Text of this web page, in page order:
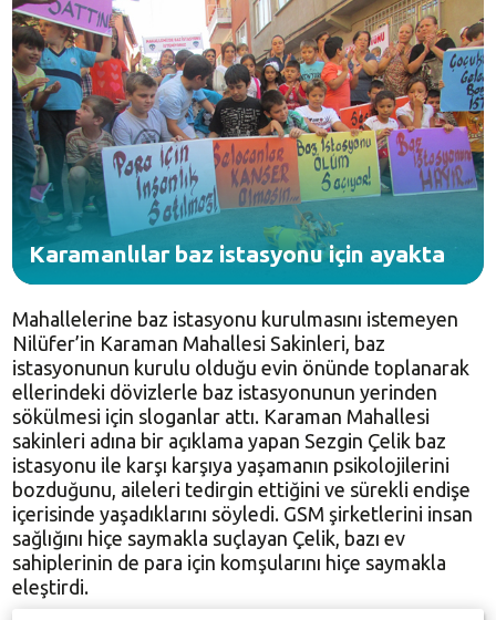
Karamanlılar baz istasyonu için ayakta
Mahallelerine baz istasyonu kurulmasını istemeyen
Nilüfer’in Karaman Mahallesi Sakinleri, baz
istasyonunun kurulu olduğu evin önünde toplanarak
ellerindeki dövizlerle baz istasyonunun yerinden
sökülmesi için sloganlar attı. Karaman Mahallesi
sakinleri adına bir açıklama yapan Sezgin Çelik baz
istasyonu ile karşı karşıya yaşamanın psikolojilerini
bozduğunu, aileleri tedirgin ettiğini ve sürekli endişe
içerisinde yaşadıklarını söyledi. GSM şirketlerini insan
sağlığını hiçe saymakla suçlayan Çelik, bazı ev
sahiplerinin de para için komşularını hiçe saymakla
eleştirdi.